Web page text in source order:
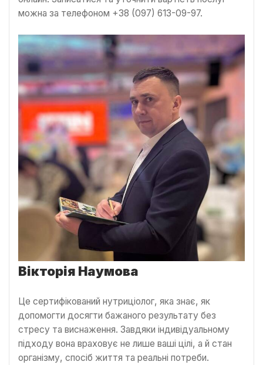
можна за телефоном +38 (097) 613-09-97.
Вікторія Наумова
Це сертифікований нутриціолог, яка знає, як
допомогти досягти бажаного результату без
стресу та виснаження. Завдяки індивідуальному
підходу вона враховує не лише ваші цілі, а й стан
організму, спосіб життя та реальні потреби.